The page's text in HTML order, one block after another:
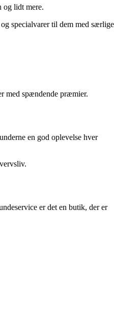
og lidt mere.
specialvarer til dem med særlige
med spændende præmier.
en god oplevelse hver
er det en butik, der er